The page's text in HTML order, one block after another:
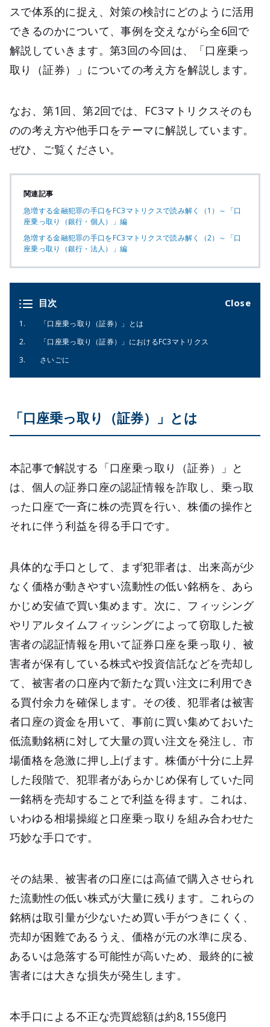
スで体系的に捉え、対策の検討にどのように活用
できるのかについて、事例を交えながら全6回で
解説していきます。第3回の今回は、「口座乗っ
取り（証券）」についての考え方を解説します。
なお、第1回、第2回では、FC3マトリクスそのも
のの考え方や他手口をテーマに解説しています。
ぜひ、ご覧ください。
関連記事
急増する金融犯罪の手口をFC3マトリクスで読み解く（1）～「口
座乗っ取り（銀行・個人）」編
急増する金融犯罪の手口をFC3マトリクスで読み解く（2）～「口
座乗っ取り（銀行・法人）」編
目次
「口座乗っ取り（証券）」とは
「口座乗っ取り（証券）」におけるFC3マトリクス
さいごに
「口座乗っ取り（証券）」とは
本記事で解説する「口座乗っ取り（証券）」と
は、個人の証券口座の認証情報を詐取し、乗っ取
った口座で一斉に株の売買を行い、株価の操作と
それに伴う利益を得る手口です。
具体的な手口として、まず犯罪者は、出来高が少
なく価格が動きやすい流動性の低い銘柄を、あら
かじめ安値で買い集めます。次に、フィッシング
やリアルタイムフィッシングによって窃取した被
害者の認証情報を用いて証券口座を乗っ取り、被
害者が保有している株式や投資信託などを売却し
て、被害者の口座内で新たな買い注文に利用でき
る買付余力を確保します。その後、犯罪者は被害
者口座の資金を用いて、事前に買い集めておいた
低流動銘柄に対して大量の買い注文を発注し、市
場価格を急激に押し上げます。株価が十分に上昇
した段階で、犯罪者があらかじめ保有していた同
一銘柄を売却することで利益を得ます。これは、
いわゆる相場操縦と口座乗っ取りを組み合わせた
巧妙な手口です。
その結果、被害者の口座には高値で購入させられ
た流動性の低い株式が大量に残ります。これらの
銘柄は取引量が少ないため買い手がつきにくく、
売却が困難であるうえ、価格が元の水準に戻る、
あるいは急落する可能性が高いため、最終的に被
害者には大きな損失が発生します。
本手口による不正な売買総額は約8,155億円